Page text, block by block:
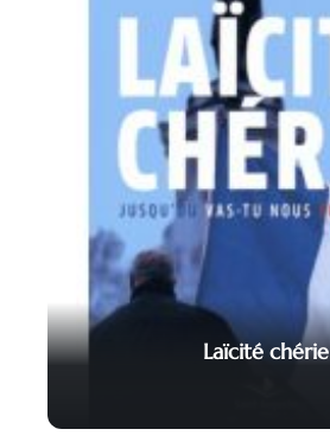
Laïcité chérie